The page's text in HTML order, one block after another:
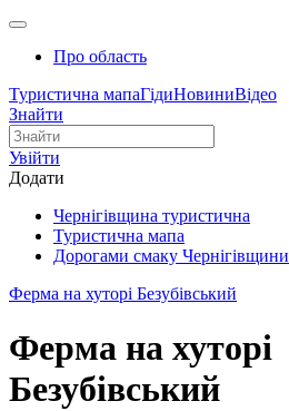
Про область
Туристична мапаГідиНовиниВідео
Знайти
Увійти
Додати
Чернігівщина туристична
Туристична мапа
Дорогами смаку Чернігівщини
Ферма на хуторі Безубівський
Ферма на хуторі
Безубівський